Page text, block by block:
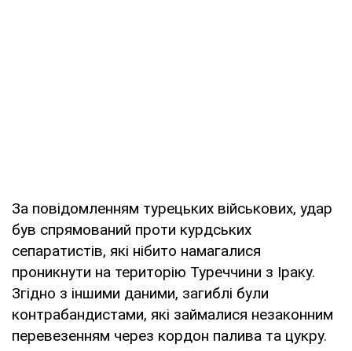
За повідомленням турецьких військових, удар
був спрямований проти курдських
сепаратистів, які нібито намагалися
проникнути на територію Туреччини з Іраку.
Згідно з іншими даними, загиблі були
контрабандистами, які займалися незаконним
перевезенням через кордон палива та цукру.